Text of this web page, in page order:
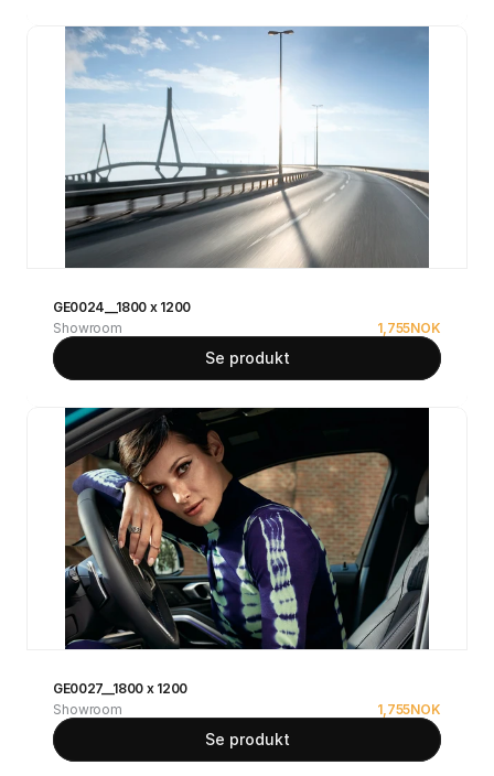
GE0024__1800 x 1200
Showroom
1,755NOK
Se produkt
GE0027__1800 x 1200
Showroom
1,755NOK
Se produkt